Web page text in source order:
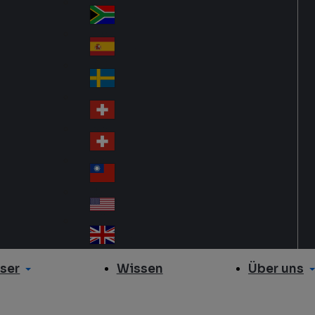
va
kia
So
uth
Af
ric
a
Sp
ain
Sw
ed
en
Sw
itz
erl
an
d
Sw
itz
erl
an
d
wa
n
A
Un
ite Wissen Über uns